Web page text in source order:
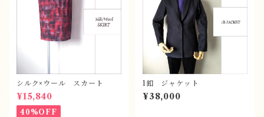
シルク×ウール スカート
¥15,840
40%OFF
1釦 ジャケット
¥38,000